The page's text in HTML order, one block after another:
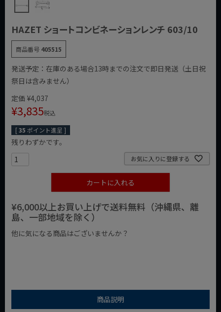
HAZET ショートコンビネーションレンチ 603/10
商品番号 405515
発送予定：在庫のある場合13時までの注文で即日発送（土日祝
祭日は含みません）
定価 ¥4,037
¥3,835税込
[35 ポイント進呈 ]
残りわずかです。
お気に入りに登録する
カートに入れる
¥6,000以上お買い上げで送料無料（沖縄県、離
島、一部地域を除く）
他に気になる商品はございませんか？
商品説明